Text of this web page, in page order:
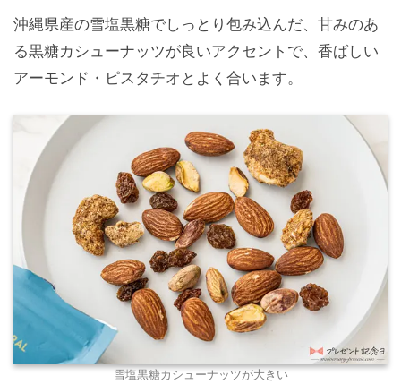
沖縄県産の雪塩黒糖でしっとり包み込んだ、甘みのあ
る黒糖カシューナッツが良いアクセントで、香ばしい
アーモンド・ピスタチオとよく合います。
雪塩黒糖カシューナッツが大きい